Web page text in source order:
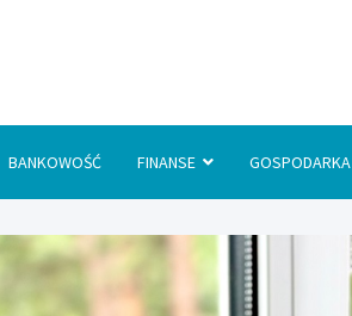
BANKOWOŚĆ FINANSE GOSPODARKA